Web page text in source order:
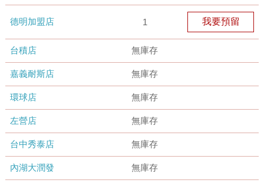
德明加盟店 1 我要預留
台積店 無庫存
嘉義耐斯店 無庫存
環球店 無庫存
左營店 無庫存
台中秀泰店 無庫存
內湖大潤發 無庫存